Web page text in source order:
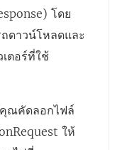
โดย
ดาวน์โหลดและ
ตอร์ที่ใช้
ณคัดลอกไฟล์
ให้